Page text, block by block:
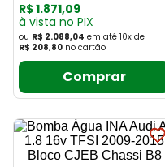
R$1.871,09
à vista no PIX
ou R$ 2.088,04 em até 10x de
R$ 208,80 no cartão
Comprar